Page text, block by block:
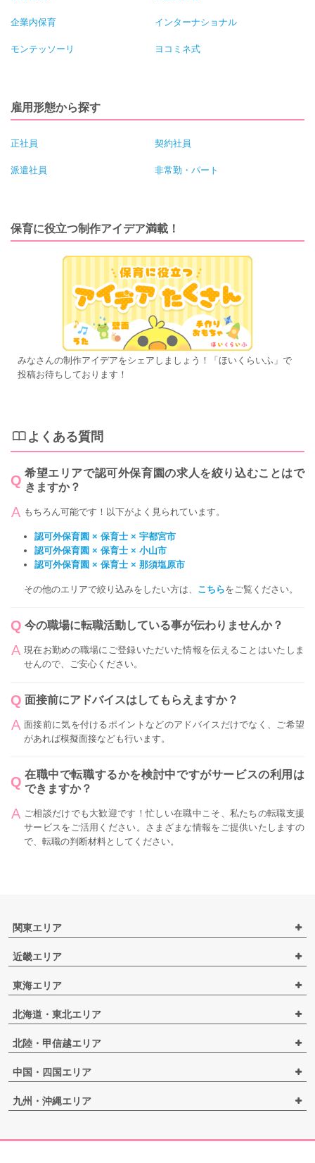
企業内保育 インターナショナル
モンテッソーリ ヨコミネ式
雇用形態から探す
正社員 契約社員
派遣社員 非常勤・パート
保育に役立つ制作アイデア満載！
みなさんの制作アイデアをシェアしましょう！「ほいくらいふ」で
投稿お待ちしております！
よくある質問
希望エリアで認可外保育園の求人を絞り込むことはで
きますか？
もちろん可能です！以下がよく見られています。
認可外保育園 × 保育士 × 宇都宮市
認可外保育園 × 保育士 × 小山市
認可外保育園 × 保育士 × 那須塩原市
その他のエリアで絞り込みをしたい方は、 こちらをご覧ください。
今の職場に転職活動している事が伝わりませんか？
現在お勤めの職場にご登録いただいた情報を伝えることはいたしま
せんので、ご安心ください。
面接前にアドバイスはしてもらえますか？
面接前に気を付けるポイントなどのアドバイスだけでなく、ご希望
があれば模擬面接なども行います。
在職中で転職するかを検討中ですがサービスの利用は
できますか？
ご相談だけでも大歓迎です！忙しい在職中こそ、私たちの転職支援
サービスをご活用ください。さまざまな情報をご提供いたしますの
で、転職の判断材料としてください。
関東エリア
近畿エリア
東海エリア
北海道・東北エリア
北陸・甲信越エリア
中国・四国エリア
九州・沖縄エリア